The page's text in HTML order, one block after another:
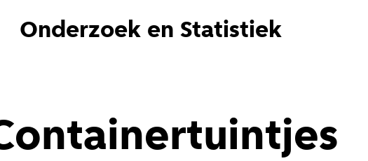
Onderzoek en Statistiek